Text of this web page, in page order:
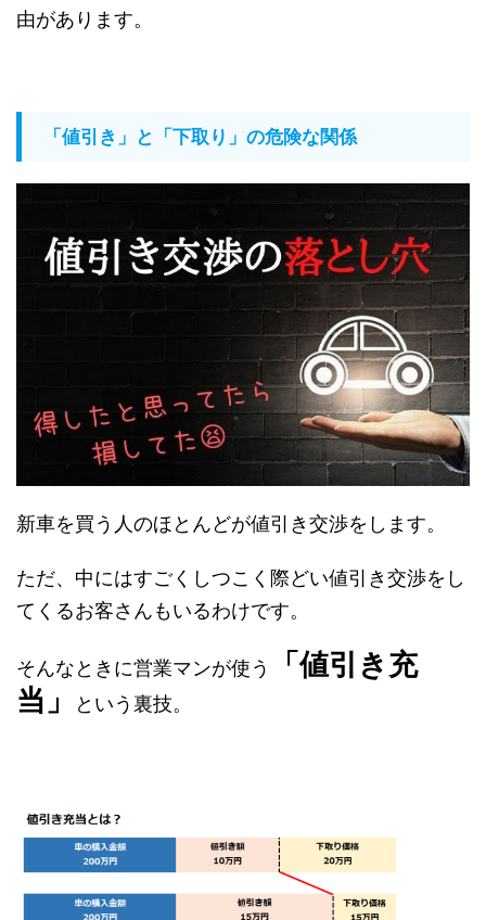
由があります。
「値引き」と「下取り」の危険な関係
新車を買う人のほとんどが値引き交渉をします。
ただ、中にはすごくしつこく際どい値引き交渉をし
てくるお客さんもいるわけです。
そんなときに営業マンが使う
「値引き充
当」
という裏技。